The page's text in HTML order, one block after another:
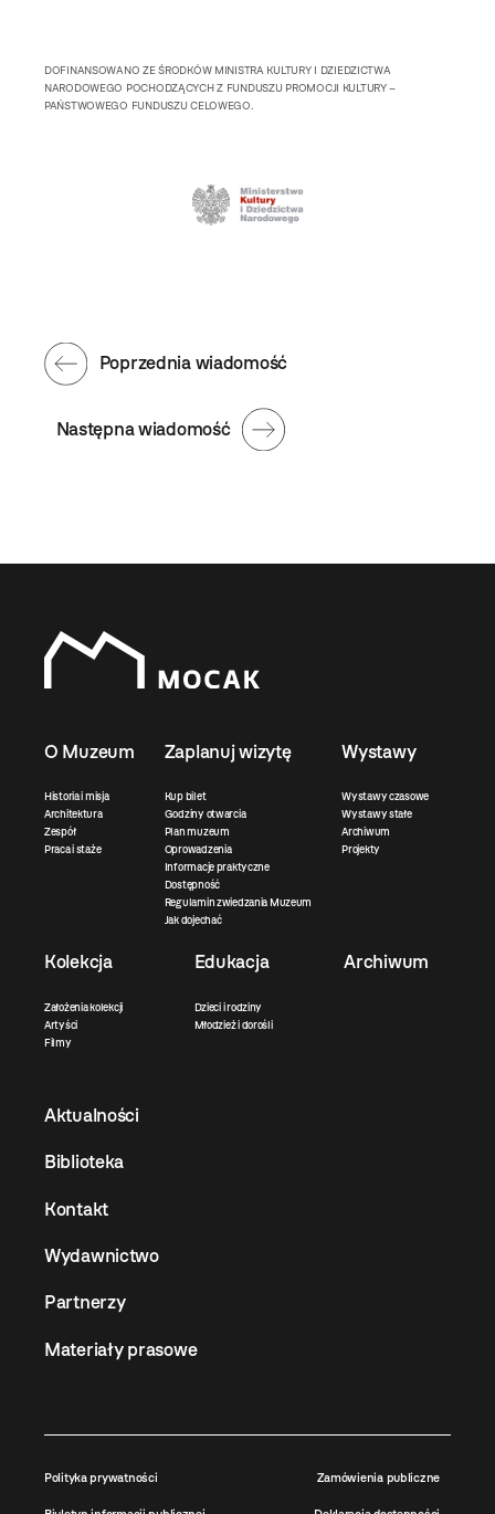
DOFINANSOWANO ZE ŚRODKÓW MINISTRA KULTURY I DZIEDZICTWA
NARODOWEGO POCHODZĄCYCH Z FUNDUSZU PROMOCJI KULTURY –
PAŃSTWOWEGO FUNDUSZU CELOWEGO.
Następna wiadomość
Poprzednia wiadomość
O Muzeum
Historia i misja
Architektura
Zespół
Praca i staże
Zaplanuj wizytę
Kup bilet
Godziny otwarcia
Plan muzeum
Oprowadzenia
Informacje praktyczne
Dostępność
Regulamin zwiedzania Muzeum
Jak dojechać
Wystawy
Wystawy czasowe
Wystawy stałe
Archiwum
Projekty
Kolekcja
Założenia kolekcji
Artyści
Filmy
Edukacja
Dzieci i rodziny
Młodzież i dorośli
Archiwum
Aktualności
Biblioteka
Kontakt
Wydawnictwo
Partnerzy
Materiały prasowe
Polityka prywatności Zamówienia publiczne